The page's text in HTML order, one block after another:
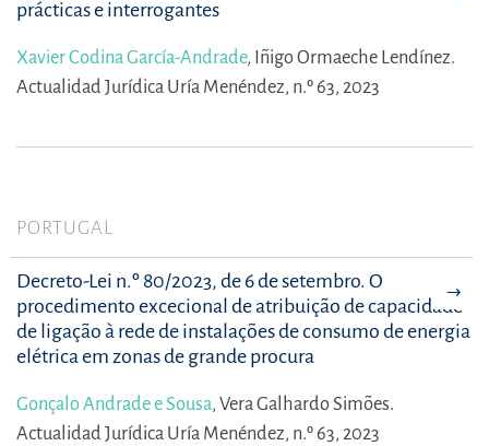
prácticas e interrogantes
Xavier Codina García-Andrade, Iñigo Ormaeche Lendínez.
Actualidad Jurídica Uría Menéndez, n.º 63, 2023
PORTUGAL
Decreto-Lei n.º 80/2023, de 6 de setembro. O
procedimento excecional de atribuição de capacidade
de ligação à rede de instalações de consumo de energia
elétrica em zonas de grande procura
Gonçalo Andrade e Sousa, Vera Galhardo Simões.
Actualidad Jurídica Uría Menéndez, n.º 63, 2023